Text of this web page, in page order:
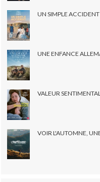
UN SIMPLE
UNE ENFANCE
VALEUR
VOIR L'AUTOMNE,